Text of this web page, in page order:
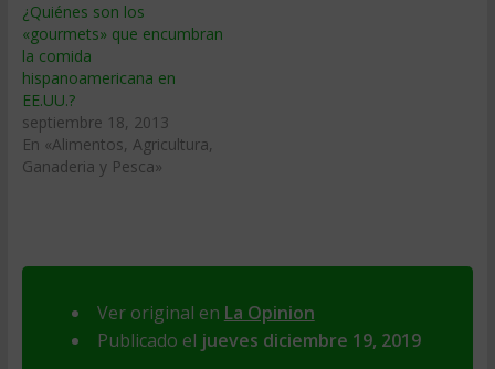
¿Quiénes son los
«gourmets» que encumbran
la comida
hispanoamericana en
EE.UU.?
septiembre 18, 2013
En «Alimentos, Agricultura,
Ganaderia y Pesca»
Ver original en La Opinion
Publicado el jueves diciembre 19, 2019